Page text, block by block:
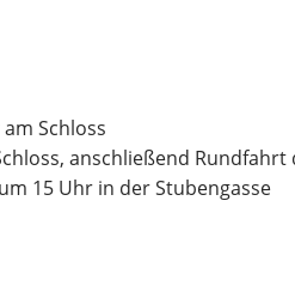
Schloss
anschließend
15 Uhr in der Stubengasse